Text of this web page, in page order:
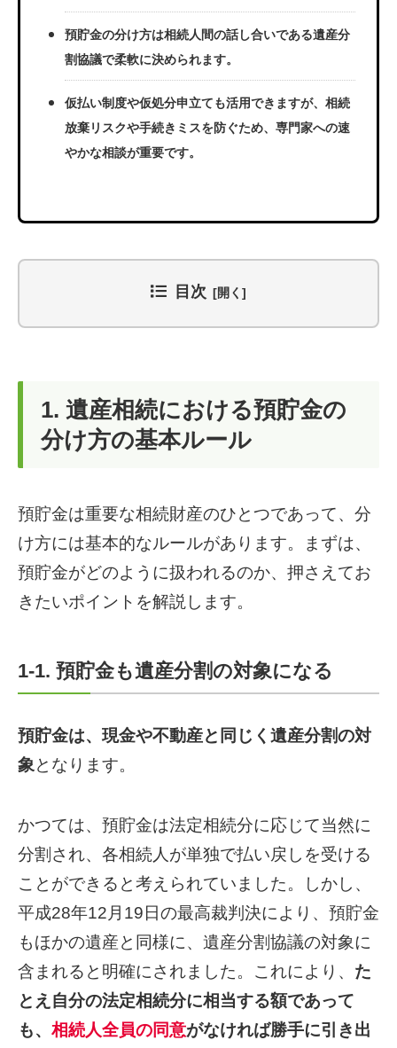
預貯金の分け方は相続人間の話し合いである遺産分
割協議で柔軟に決められます。
仮払い制度や仮処分申立ても活用できますが、相続
放棄リスクや手続きミスを防ぐため、専門家への速
やかな相談が重要です。
目次
1. 遺産相続における預貯金の
分け方の基本ルール
預貯金は重要な相続財産のひとつであって、分
け方には基本的なルールがあります。まずは、
預貯金がどのように扱われるのか、押さえてお
きたいポイントを解説します。
1-1. 預貯金も遺産分割の対象になる
預貯金は、現金や不動産と同じく遺産分割の対
象となります。
かつては、預貯金は法定相続分に応じて当然に
分割され、各相続人が単独で払い戻しを受ける
ことができると考えられていました。しかし、
平成28年12月19日の最高裁判決により、預貯金
もほかの遺産と同様に、遺産分割協議の対象に
含まれると明確にされました。これにより、 た
とえ自分の法定相続分に相当する額であって
も、 相続人全員の同意がなければ勝手に引き出